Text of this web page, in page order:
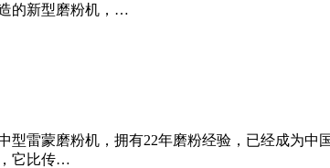
的新型磨粉机，…
型雷蒙磨粉机，拥有22年磨粉经验，已经成为
它比传…